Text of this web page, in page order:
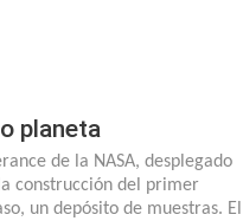
planeta
de la NASA, desplegado
construcción del primer
un depósito de muestras. El